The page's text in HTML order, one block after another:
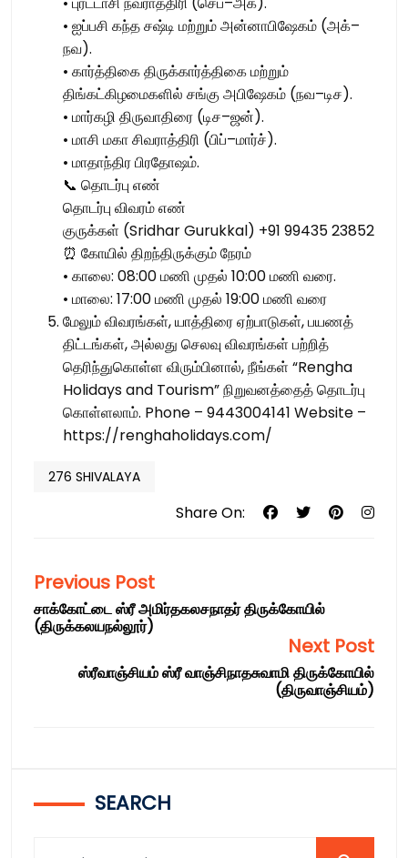
• ஐப்பசி கந்த சஷ்டி மற்றும் அன்னாபிஷேகம் (அக்–
நவ).
• கார்த்திகை திருக்கார்த்திகை மற்றும்
திங்கட்கிழமைகளில் சங்கு அபிஷேகம் (நவ–டிச).
• மார்கழி திருவாதிரை (டிச–ஜன்).
• மாசி மகா சிவராத்திரி (பிப்–மார்ச்).
• மாதாந்திர பிரதோஷம்.
📞 தொடர்பு எண்
தொடர்பு விவரம் எண்
குருக்கள் (Sridhar Gurukkal) +91 99435 23852
⏰ கோயில் திறந்திருக்கும் நேரம்
• காலை: 08:00 மணி முதல் 10:00 மணி வரை.
• மாலை: 17:00 மணி முதல் 19:00 மணி வரை
மேலும் விவரங்கள், யாத்திரை ஏற்பாடுகள், பயணத்
திட்டங்கள், அல்லது செலவு விவரங்கள் பற்றித்
தெரிந்துகொள்ள விரும்பினால், நீங்கள் “Rengha
Holidays and Tourism” நிறுவனத்தைத் தொடர்பு
கொள்ளலாம். Phone – 9443004141 Website –
https://renghaholidays.com/
276 SHIVALAYA
Share On:
Previous Post
சாக்கோட்டை ஸ்ரீ அமிர்தகலசநாதர் திருக்கோயில்
(திருக்கலயநல்லூர்)
Next Post
ஸ்ரீவாஞ்சியம் ஸ்ரீ வாஞ்சிநாதசுவாமி திருக்கோயில்
(திருவாஞ்சியம்)
SEARCH